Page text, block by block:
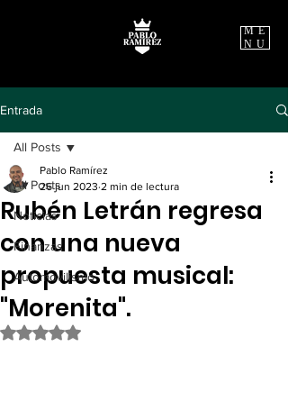
ME
NU
Entrada
All Posts
Noticias
Finanzas
Automovilismo
All Posts
Rubén Letrán regresa
con una nueva
propuesta musical:
"Morenita".
Pablo Ramírez
26 jun 2023 2 min de lectura
Obtuvo NaN de 5 estrellas.